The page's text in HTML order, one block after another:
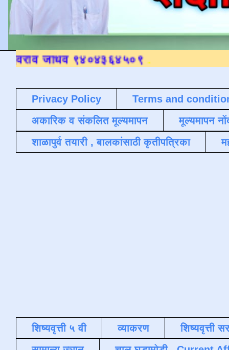
Privacy Policy
Terms and
अकारिक व संकलित मूल्यमापन
मूल्यमापन
शाळापुर्व तयारी , बालकांसाठी कृतीपत्रिका
शिष्यवृत्ती ५ वी व्याकरण
शिष्यवृत्ती